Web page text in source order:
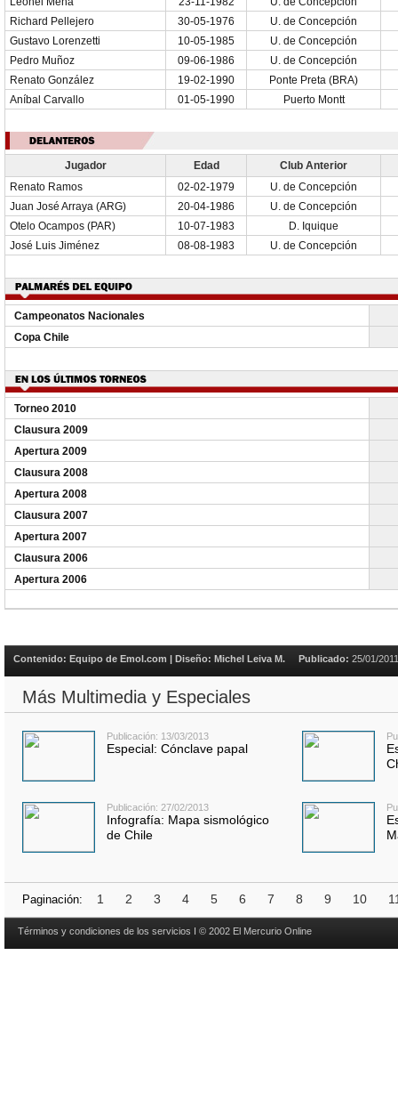
Richard Pellejero
30-05-1976
U. de Concepción
Gustavo Lorenzetti
10-05-1985
U. de Concepción
Pedro Muñoz
09-06-1986
U. de Concepción
Renato González
19-02-1990
Ponte Preta (BRA)
Aníbal Carvallo
01-05-1990 Puerto Montt
Jugador Edad
Club Anterior
Renato Ramos
02-02-1979
U. de Concepción
Juan José Arraya (ARG)
20-04-1986
U. de Concepción
Otelo Ocampos (PAR)
10-07-1983
D. Iquique
José Luis Jiménez
08-08-1983 U. de Concepción
Campeonatos Nacionales
Copa Chile
Torneo 2010
Clausura 2009
Apertura 2009
Clausura 2008
Apertura 2008
Clausura 2007
Apertura 2007
Clausura 2006
Apertura 2006
Contenido: Equipo de Emol.com | Diseño: Michel Leiva M. Publicado: 25/01/2011
Más Multimedia y Especiales
Publicación: 13/03/2013
Especial: Cónclave papal
Publicación: 27/02/2013
Infografía: Mapa sismológico
de Chile
Paginación: 1 2 3 4 5 6 7 8 9 10
Términos y condiciones de los servicios I © 2002 El Mercurio Online